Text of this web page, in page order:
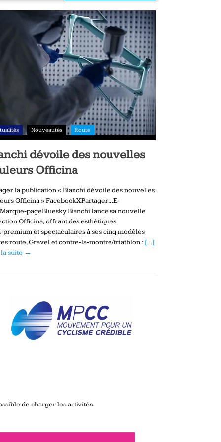
Nouveautés Route
dévoile des nouvelles
Officina
la publication « Bianchi dévoile des nouvelles
Officina » FacebookXPartager…E-
pageBluesky Bianchi lance sa nouvelle
Officina, offrant des esthétiques
et spectaculaires à ses cinq modèles
route, Gravel et contre‑la‑montre/triathlon : […]
suite →
de charger les activités.